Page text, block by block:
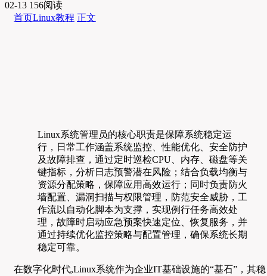
02-13 156阅读
首页Linux教程 正文
Linux系统管理员的核心职责是保障系统稳定运
行，日常工作涵盖系统监控、性能优化、安全防护
及故障排查，通过定时巡检CPU、内存、磁盘等关
键指标，分析日志预警潜在风险；结合负载均衡与
资源分配策略，保障应用高效运行；同时负责防火
墙配置、漏洞扫描与权限管理，防范安全威胁，工
作流以自动化脚本为支撑，实现例行任务高效处
理，故障时启动应急预案快速定位、恢复服务，并
通过持续优化监控策略与配置管理，确保系统长期
稳定可靠。
在数字化时代,Linux系统作为企业IT基础设施的“基石”，其稳